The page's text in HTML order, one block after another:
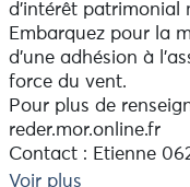
d'intérêt patrimonial
Embarquez pour la
d'une adhésion à
force du vent.
Pour plus de
reder.mor.online.fr
Contact : Etienne
Voir plus